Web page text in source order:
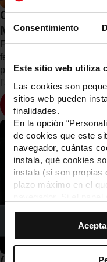
Consentimiento
Este sitio web utiliza
Las cookies son
sitios web pueden
finalidades.
En la opción
de cookies que este
navegador, cuántas
instala, qué cookies
instala (si son propias
plazo máximo en el
Si eliges la opción
que todas estas
El selector que se
tipología de cookies
Comença el
Mostra
Fins al 16 de maig està
festival de TMB, on els
poden gaudir i votar els
l'apartat internacional del
Veure més